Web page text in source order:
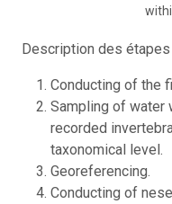
Description des
Conducting of the
Sampling of water
recorded
taxonomical level.
Georeferencing.
Conducting of